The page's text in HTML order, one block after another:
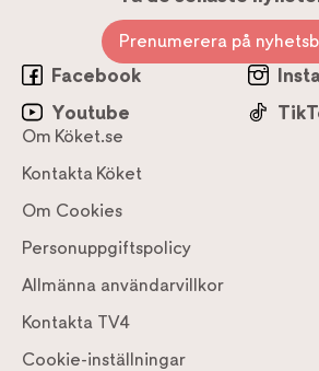
Prenumerera på
Facebook
Youtube
Om Köket.se
Kontakta Köket
Om Cookies
Personuppgiftspolicy
Allmänna användarvillkor
Kontakta TV4
Cookie-inställningar